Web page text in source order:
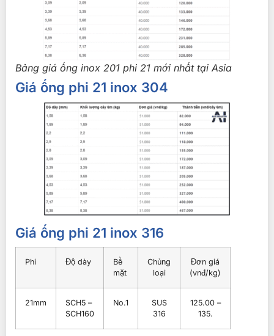
Bảng giá ống inox 201 phi 21 mới nhất tại Asia
Giá ống phi 21 inox 304
Giá ống phi 21 inox 316
Phi Độ dày
Bề
mặt
Chủng
loại
Đơn giá
(vnđ/kg)
21mm
SCH5 –
SCH160
No.1
SUS
316
125.00 –
135.